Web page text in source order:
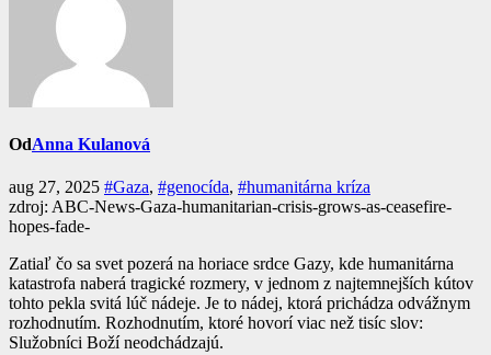
OdAnna Kulanová
aug 27, 2025 #Gaza, #genocída, #humanitárna kríza
zdroj: ABC-News-Gaza-humanitarian-crisis-grows-as-ceasefire-
hopes-fade-
Zatiaľ čo sa svet pozerá na horiace srdce Gazy, kde humanitárna
katastrofa naberá tragické rozmery, v jednom z najtemnejších kútov
tohto pekla svitá lúč nádeje. Je to nádej, ktorá prichádza odvážnym
rozhodnutím. Rozhodnutím, ktoré hovorí viac než tisíc slov:
Služobníci Boží neodchádzajú.